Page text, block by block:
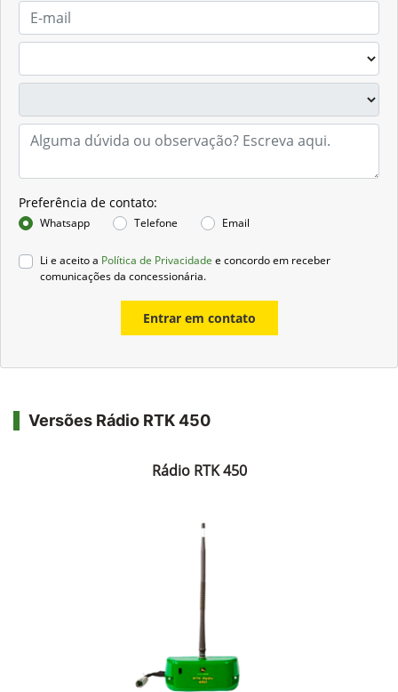
Preferência de contato:
Whatsapp Telefone Email
Li e aceito a Política de Privacidade e concordo em receber
comunicações da concessionária.
Entrar em contato
Versões Rádio RTK 450
Rádio RTK 450